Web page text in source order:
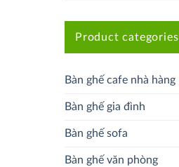
Product categories
Bàn ghế cafe nhà hàng
Bàn ghế gia đình
Bàn ghế sofa
Bàn ghế văn phòng